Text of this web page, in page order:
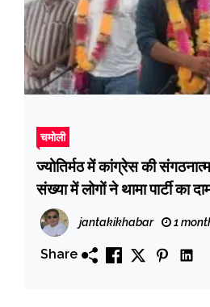
चमोली
ज्योतिर्मठ में कांग्रेस की
संख्या में लोगों ने थामा पार्टी का
jantakikhabar 1
Share